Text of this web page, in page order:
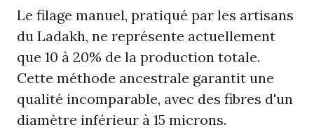
Le filage manuel, pratiqué par les artisans
du Ladakh, ne représente actuellement
que 10 à 20% de la production totale.
Cette méthode ancestrale garantit une
qualité incomparable, avec des fibres d'un
diamètre inférieur à 15 microns.